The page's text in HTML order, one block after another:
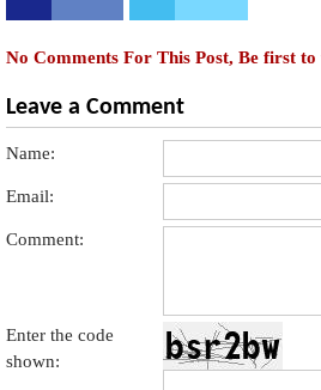
No Comments For This Post, Be first
Leave a Comment
Name:
Email:
Comment:
Enter the code
shown: